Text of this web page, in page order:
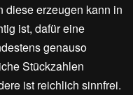
diese erzeugen kann in
ist, dafür eine
genauso
Stückzahlen
ist reichlich sinnfrei.